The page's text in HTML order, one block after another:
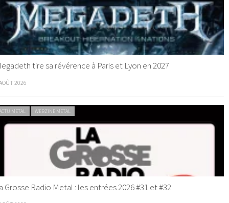
tire sa révérence à Paris et Lyon en 2027
2026
METAL WEBZINE METAL
Grosse Radio Metal : les entrées 2026 #31 et #32